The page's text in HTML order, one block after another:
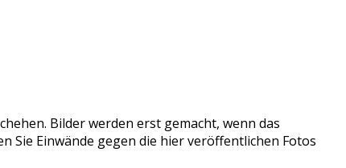
Bilder werden erst gemacht, wenn das
Sie Einwände gegen die hier veröffentlichen Fotos